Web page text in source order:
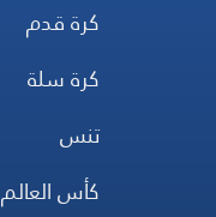
كرة قدم
كرة سلة
تنس
كأس العالم